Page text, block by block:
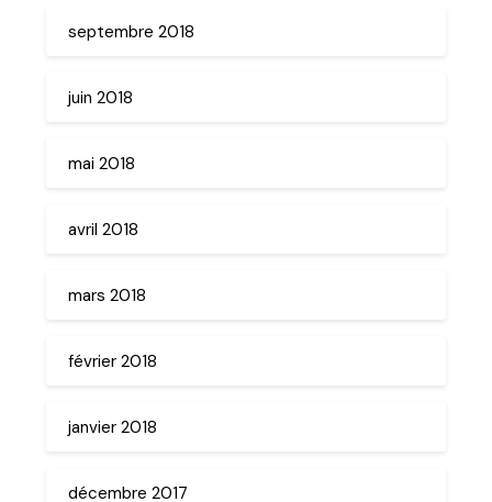
septembre 2018
juin 2018
mai 2018
avril 2018
mars 2018
février 2018
janvier 2018
décembre 2017